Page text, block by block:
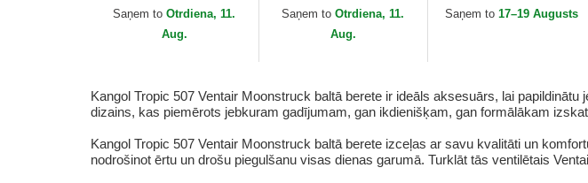
Saņem toOtrdiena, 11.
Aug.
Saņem toOtrdiena, 11.
Aug.
Saņem to17–19 Augusts
Kangol Tropic 507 Ventair Moonstruck baltā berete ir ideāls aksesuārs, lai
dizains, kas piemērots jebkuram gadījumam, gan ikdienišķam, gan formālākam
Kangol Tropic 507 Ventair Moonstruck baltā berete izceļas ar savu kvalitāti un
nodrošinot ērtu un drošu piegulšanu visas dienas garumā. Turklāt tās ventilētais